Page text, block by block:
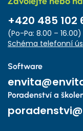
+420 485 102
(Po-Pa: 8.00 – 16.00)
Schéma telefonní
Software
Poradenství a